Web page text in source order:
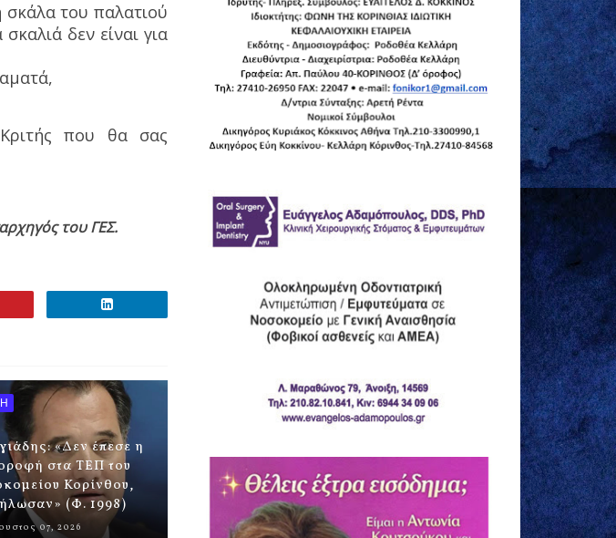
του παλατιού
δεν είναι για
που θα σας
του ΓΕΣ.
«Δεν έπεσε η
στα ΤΕΠ του
Κορίνθου,
(Φ. 1998)
07, 2026